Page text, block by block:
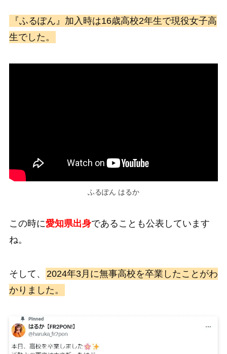
『ふるぽん』加入時は16歳高校2年生で現役女子高
生でした。
ふるぽん はるか
この時に愛知県出身であることも公表しています
ね。
そして、
2024年3月に無事高校を卒業したことがわ
かりました。